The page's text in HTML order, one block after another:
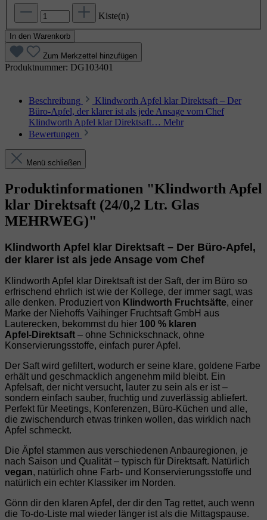
Kiste(n)
In den Warenkorb
Zum Merkzettel hinzufügen
Produktnummer: DG103401
Beschreibung
Klindworth Apfel klar Direktsaft – Der
Büro‑Apfel, der klarer ist als jede Ansage vom Chef
Klindworth Apfel klar Direktsaft… Mehr
Bewertungen
Menü schließen
Produktinformationen "Klindworth Apfel
klar Direktsaft (24/0,2 Ltr. Glas
MEHRWEG)"
Klindworth Apfel klar Direktsaft – Der Büro‑Apfel,
der klarer ist als jede Ansage vom Chef
Klindworth Apfel klar Direktsaft ist der Saft, der im Büro so
erfrischend ehrlich ist wie der Kollege, der immer sagt, was
alle denken. Produziert von Klindworth Fruchtsäfte, einer
Marke der Niehoffs Vaihinger Fruchtsaft GmbH aus
Lauterecken, bekommst du hier 100 % klaren
Apfel‑Direktsaft – ohne Schnickschnack, ohne
Konservierungsstoffe, einfach purer Apfel.
Der Saft wird gefiltert, wodurch er seine klare, goldene Farbe
erhält und geschmacklich angenehm mild bleibt. Ein
Apfelsaft, der nicht versucht, lauter zu sein als er ist –
sondern einfach sauber, fruchtig und zuverlässig abliefert.
Perfekt für Meetings, Konferenzen, Büro‑Küchen und alle,
die zwischendurch etwas trinken wollen, das wirklich nach
Apfel schmeckt.
Die Äpfel stammen aus verschiedenen Anbauregionen, je
nach Saison und Qualität – typisch für Direktsaft. Natürlich
vegan, natürlich ohne Farb‑ und Konservierungsstoffe und
natürlich ein echter Klassiker im Norden.
Gönn dir den klaren Apfel, der dir den Tag rettet, auch wenn
die To‑do‑Liste mal wieder länger ist als die Mittagspause.